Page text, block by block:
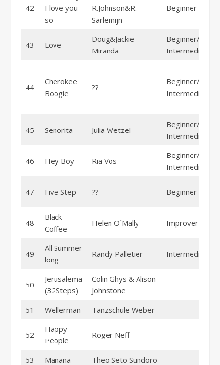
42
I love you
so
R.Johnson&R.
Sarlemijn
Beginner Soul
43 Love
Doug&Jackie
Miranda
Beginner/
Intermediate
44
Cherokee
Boogie
??
Beginner/
Intermediate
45 Senorita Julia Wetzel
Beginner/
Intermediate
46 Hey Boy Ria Vos
Beginner/
Intermediate
47 Five Step ?? Beginner
48
Black
Coffee
Helen O´Mally Improver
49
All Summer
long
Randy Palletier Intermediate
50
Jerusalema
(32Steps)
Colin Ghys & Alison
Johnstone
51
Wellerman Tanzschule Weber
52
Happy
People
Roger Neff
53 Manana Theo Seto Sundoro